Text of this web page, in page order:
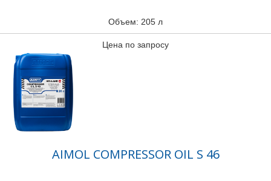
Объем: 205 л
Цена по запросу
AIMOL COMPRESSOR OIL S 46